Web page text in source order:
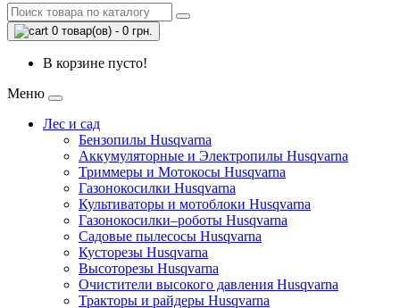
0 товар(ов) - 0 грн.
В корзине пусто!
Меню
Лес и сад
Бензопилы Husqvarna
Аккумуляторные и Электропилы Нusqvarna
Триммеры и Мотокосы Нusqvarna
Газонокосилки Husqvarna
Культиваторы и мотоблоки Husqvarna
Газонокосилки–роботы Husqvarna
Садовые пылесосы Husqvarna
Кусторезы Husqvarna
Высоторезы Husqvarna
Очистители высокого давления Husqvarna
Тракторы и райдеры Husqvarna